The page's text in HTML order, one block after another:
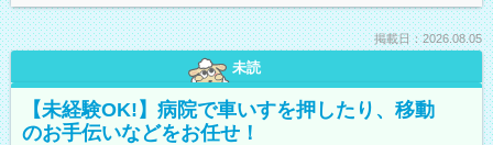
掲載日：2026.08.05
未読
【未経験OK!】病院で車いすを押したり、移動
のお手伝いなどをお任せ！